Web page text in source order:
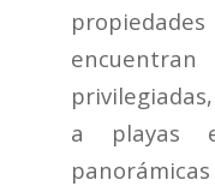
encuentran
a playas